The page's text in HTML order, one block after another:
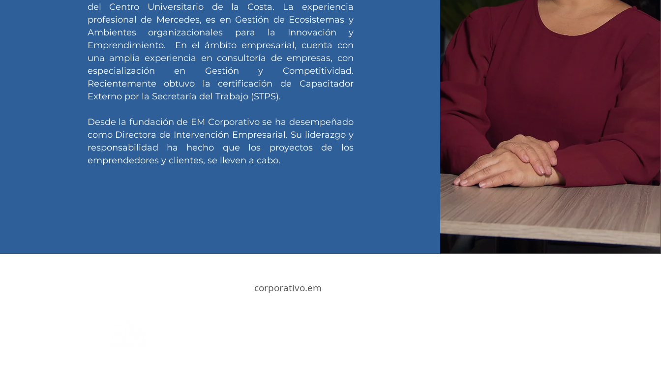
del Centro Universitario de la Costa. La experiencia
profesional de Mercedes, es en Gestión de Ecosistemas y
Ambientes organizacionales para la Innovación y
Emprendimiento. En el ámbito empresarial, cuenta con
una amplia experiencia en consultoría de empresas, con
especialización en Gestión y Competitividad.
Recientemente obtuvo la certificación de Capacitador
Externo por la Secretaría del Trabajo (STPS).
Desde la fundación de EM Corporativo se ha desempeñado
como Directora de Intervención Empresarial. Su liderazgo y
responsabilidad ha hecho que los proyectos de los
emprendedores y clientes, se lleven a cabo.
corporativo.em